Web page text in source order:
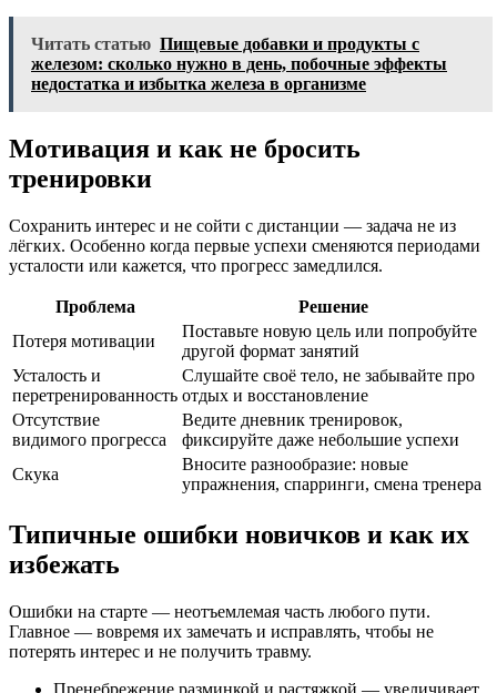
Читать статью Пищевые добавки и продукты с
железом: сколько нужно в день, побочные эффекты
недостатка и избытка железа в организме
Мотивация и как не бросить
тренировки
Сохранить интерес и не сойти с дистанции — задача не из
лёгких. Особенно когда первые успехи сменяются периодами
усталости или кажется, что прогресс замедлился.
Проблема
Решение
Потеря мотивации
Поставьте новую цель или попробуйте
другой формат занятий
Усталость и
перетренированность
Слушайте своё тело, не забывайте про
отдых и восстановление
Отсутствие
видимого прогресса
Ведите дневник тренировок,
фиксируйте даже небольшие успехи
Скука
Вносите разнообразие: новые
упражнения, спарринги, смена тренера
Типичные ошибки новичков и как их
избежать
Ошибки на старте — неотъемлемая часть любого пути.
Главное — вовремя их замечать и исправлять, чтобы не
потерять интерес и не получить травму.
Пренебрежение разминкой и растяжкой — увеличивает